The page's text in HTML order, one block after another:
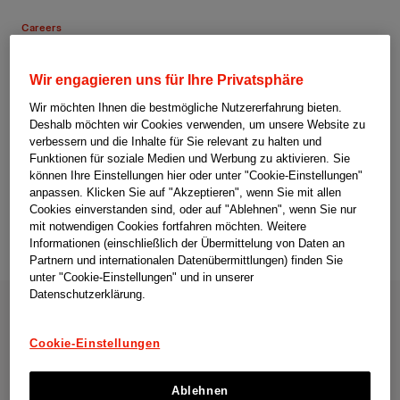
Careers
Wir haben es wieder
geschafft – Top Employer
2024
Teilen
Top Employer Institute
Praktiken in diesem Jahr neu waren, konnten wir
Wir engagieren uns für Ihre Privatsphäre
Wir möchten Ihnen die bestmögliche Nutzererfahrung bieten.
Deshalb möchten wir Cookies verwenden, um unsere Website zu
verbessern und die Inhalte für Sie relevant zu halten und
Funktionen für soziale Medien und Werbung zu aktivieren. Sie
können Ihre Einstellungen hier oder unter "Cookie-Einstellungen"
anpassen. Klicken Sie auf "Akzeptieren", wenn Sie mit allen
Cookies einverstanden sind, oder auf "Ablehnen", wenn Sie nur
mit notwendigen Cookies fortfahren möchten. Weitere
Informationen (einschließlich der Übermittelung von Daten an
Partnern und internationalen Datenübermittlungen) finden Sie
unter "Cookie-Einstellungen" und in unserer
Datenschutzerklärung.
Cookie-Einstellungen
Ablehnen